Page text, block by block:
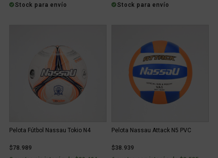
Stock para envío
Stock para envío
Pelota Fútbol Nassau Tokio N4
$78.989
Pelota Nassau Attack N5 PVC
$38.939